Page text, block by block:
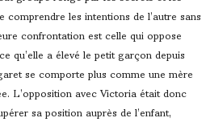
les intentions de l’autre sans
confrontation est celle qui oppose
qu’elle a élevé le petit garçon depuis
se comporte plus comme une mère
L’opposition avec Victoria était donc
sa position auprès de l’enfant,